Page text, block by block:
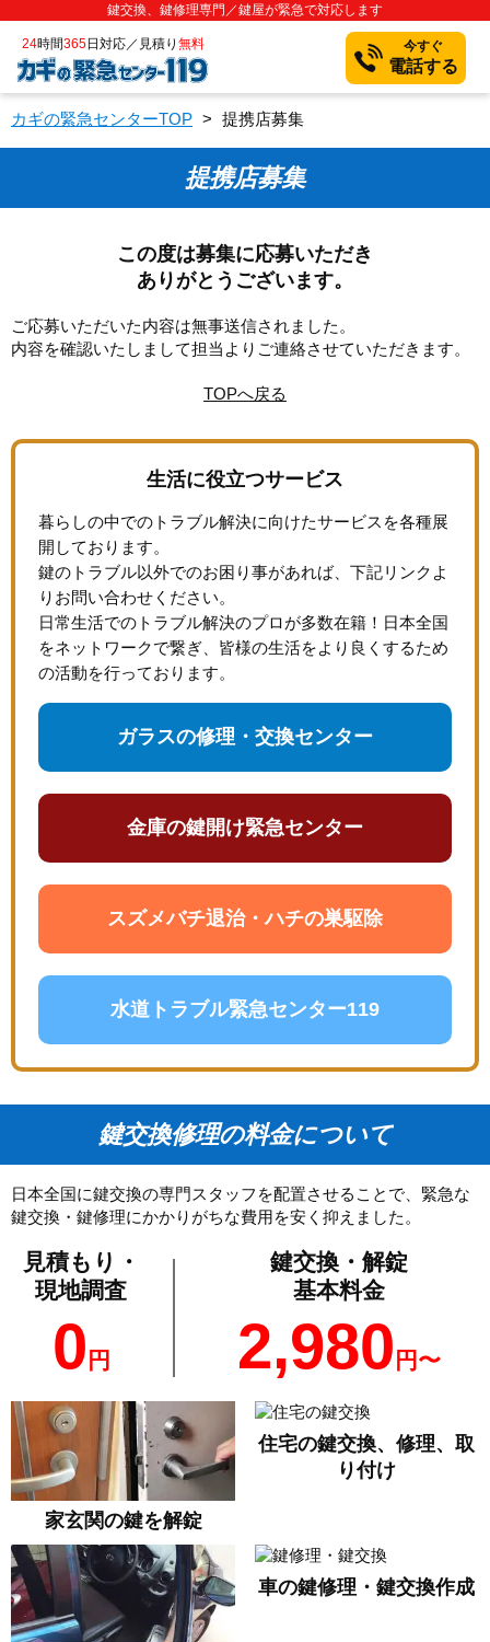
鍵交換、鍵修理専門／鍵屋が緊急で対応します
24時間365日対応／見積り 無料 今すぐ
電話する
カギの緊急センターTOP > 提携店募集
提携店募集
この度は募集に応募いただき
ありがとうございます。
ご応募いただいた内容は無事送信されました。
内容を確認いたしまして担当よりご連絡させていただきます。
TOPへ戻る
生活に役立つサービス
暮らしの中でのトラブル解決に向けたサービスを各種展
開しております。
鍵のトラブル以外でのお困り事があれば、下記リンクよ
りお問い合わせください。
日常生活でのトラブル解決のプロが多数在籍！日本全国
をネットワークで繋ぎ、皆様の生活をより良くするため
の活動を行っております。
ガラスの修理・交換センター
金庫の鍵開け緊急センター
スズメバチ退治・ハチの巣駆除
水道トラブル緊急センター119
鍵交換修理の料金について
日本全国に鍵交換の専門スタッフを配置させることで、緊急な
鍵交換・鍵修理にかかりがちな費用を安く抑えました。
見積もり・
現地調査
0 円
鍵交換・解錠
基本料金
2,980 円〜
家玄関の鍵を解錠
住宅の鍵交換、修理、取
り付け
車の鍵修理・鍵交換作成